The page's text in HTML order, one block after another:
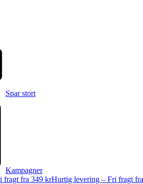
Spar stort
Kampagner
Hurtig levering – Fri fragt